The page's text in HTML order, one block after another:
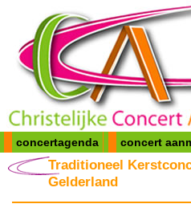
concertagenda concert
Traditioneel
Gelderland